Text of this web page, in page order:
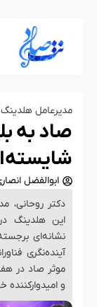
مدیرعامل
صاد به
ابوالفضل
دکتر روحانی،
این هلدینگ
نشانه‌ای
آینده‌نگری
موثر صاد در
و امیدوارکننده